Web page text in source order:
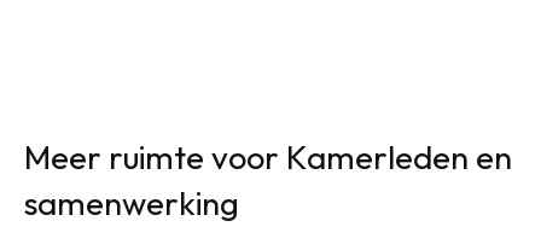
Meer ruimte voor Kamerleden en
samenwerking